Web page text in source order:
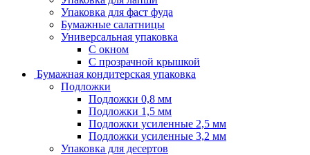
Упаковка для фаст фуда
Бумажные салатницы
Универсальная упаковка
С окном
С прозрачной крышкой
Бумажная кондитерская упаковка
Подложки
Подложки 0,8 мм
Подложки 1,5 мм
Подложки усиленные 2,5 мм
Подложки усиленные 3,2 мм
Упаковка для десертов